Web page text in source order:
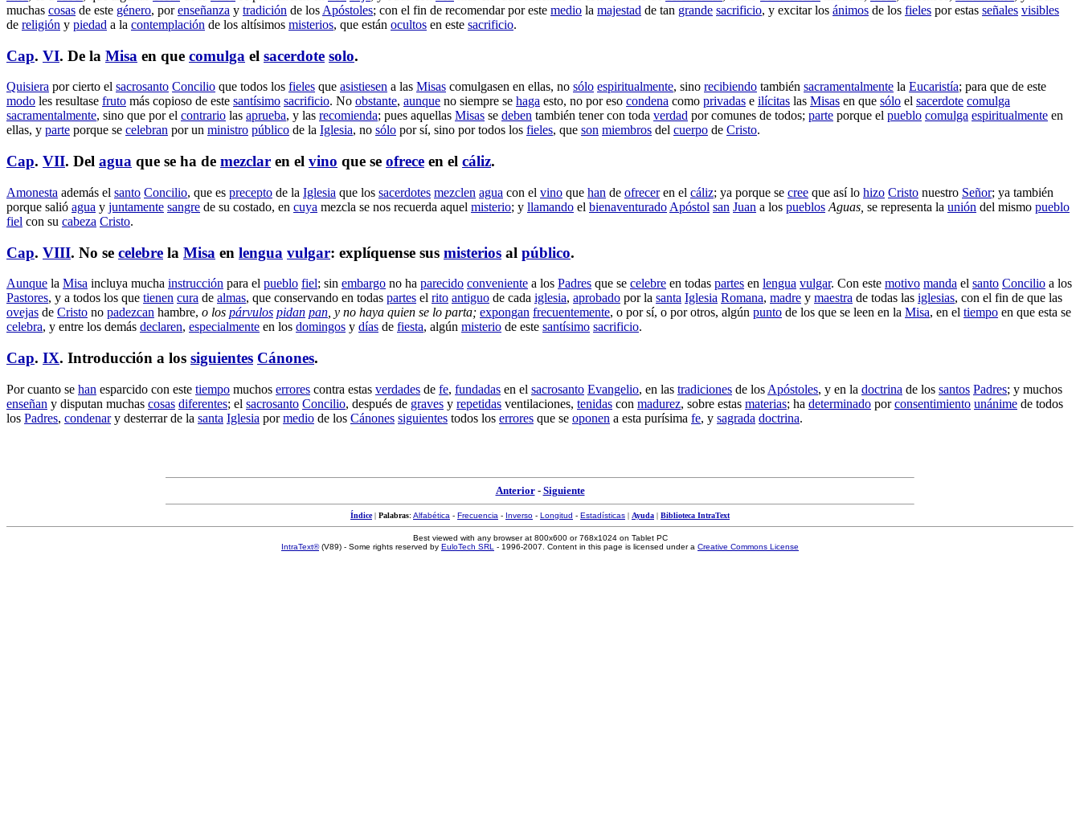
muchas cosas de este género, porenseñanza y tradición de los Apóstoles; con el fin de recomendarpor este medio la majestad de tan grande sacrificio, y excitarlos ánimos de los fieles por estas señales visibles
de religión y piedad a la contemplación de los altísimos misterios, que están ocultos en este sacrificio.
Cap. VI. De la Misa en que comulga el sacerdote solo.
Quisiera por cierto el sacrosanto Concilio que todos los fieles que asistiesen a las Misas comulgasen en ellas, no sólo espiritualmente, sino recibiendo también sacramentalmente la Eucaristía; para que de este
modo les resultase fruto más copioso de este santísimo sacrificio. No obstante, aunque no siempre se haga esto, no por eso condena como privadas e ilícitas las Misas en que sólo el sacerdote comulga
sacramentalmente, sino que por el contrario las aprueba, y las recomienda; pues aquellas Misas se deben también tener con toda verdad porcomunes de todos; parte porque el pueblo comulga espiritualmente en
ellas, y parte porque se celebran por un ministro público de la Iglesia, no sólo por sí, sino por todos los fieles, que son miembros del cuerpo de Cristo.
Cap. VII. Del agua que se ha de mezclar en el vino que se ofrece en el cáliz.
Amonesta además el santo Concilio, que es precepto de la Iglesia que los sacerdotes mezclen agua con el vino que han de ofreceren el cáliz; ya porque se cree que así lo hizo Cristo nuestro Señor; ya también
porque salió agua y juntamente sangre de su costado, en cuya mezcla se nos recuerda aquel misterio; y llamando el bienaventurado Apóstol san Juan a los pueblos Aguas se representa la unión del mismo pueblo
fiel con su cabeza Cristo.
Cap. VIII. No se celebre la Misa en lengua vulgar: explíquense sus misterios al público.
Aunque la Misa incluya mucha instrucción para el pueblo fiel; sin embargo no ha parecido conveniente a los Padres que se celebre en todas partes en lengua vulgar. Con este motivo manda el santo Concilio a los
Pastores, y a todos los que tienen cura de almas, que conservando en todas partes el rito antiguo de cada iglesia, aprobado por la santa Iglesia Romana, madre y maestra de todas las iglesias, con el fin de que las
ovejas de Cristo no padezcan hambre, o los párvulos pidan pan , y no haya quien se lo parta; expongan frecuentemente, o por sí, o por otros, algún punto de los que se leen en la Misa, en el tiempo en que esta se
celebra, y entre los demás declaren, especialmente en los domingos y días de fiesta, algún misterio de este santísimo sacrificio.
Cap. IX. Introducción a los siguientes Cánones.
Por cuanto se han esparcido con este tiempo muchos errores contra estas verdades de fe, fundadas en el sacrosanto Evangelio, en las tradiciones de los Apóstoles, y en la doctrina de los santos Padres; y muchos
enseñan y disputan muchas cosas diferentes; el sacrosanto Concilio, después de graves y repetidas ventilaciones, tenidas con madurez, sobre estas materias; ha determinado porconsentimiento unánime de todos
los Padres, condenary desterrarde la santa Iglesia pormedio de los Cánones siguientes todos los errores que se oponen a esta purísima fe, y sagrada doctrina.
Anterior- Siguiente
Índice| Palabras: Alfabética - Frecuencia - Inverso - Longitud - Estadísticas | Ayuda | Biblioteca IntraText
Best viewed with any browser at 800x600 or 768x1024 on Tablet PC
IntraText®(V89) - Some rights reserved by EuloTech SRL - 1996-2007. Content in this page is licensed under a Creative Commons License